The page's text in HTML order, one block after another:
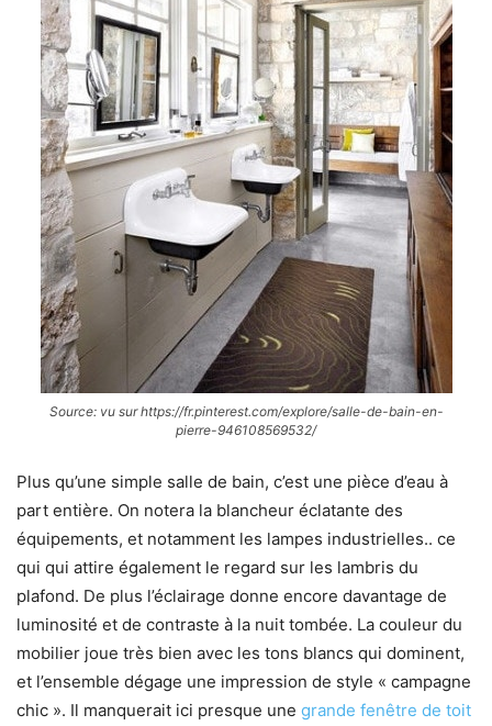
Source: vu sur https://fr.pinterest.com/explore/salle-de-bain-en-
pierre-946108569532/
Plus qu’une simple salle de bain, c’est une pièce d’eau à
part entière. On notera la blancheur éclatante des
équipements, et notamment les lampes industrielles.. ce
qui qui attire également le regard sur les lambris du
plafond. De plus l’éclairage donne encore davantage de
luminosité et de contraste à la nuit tombée. La couleur du
mobilier joue très bien avec les tons blancs qui dominent,
et l’ensemble dégage une impression de style « campagne
chic ». Il manquerait ici presque une grande fenêtre de toit